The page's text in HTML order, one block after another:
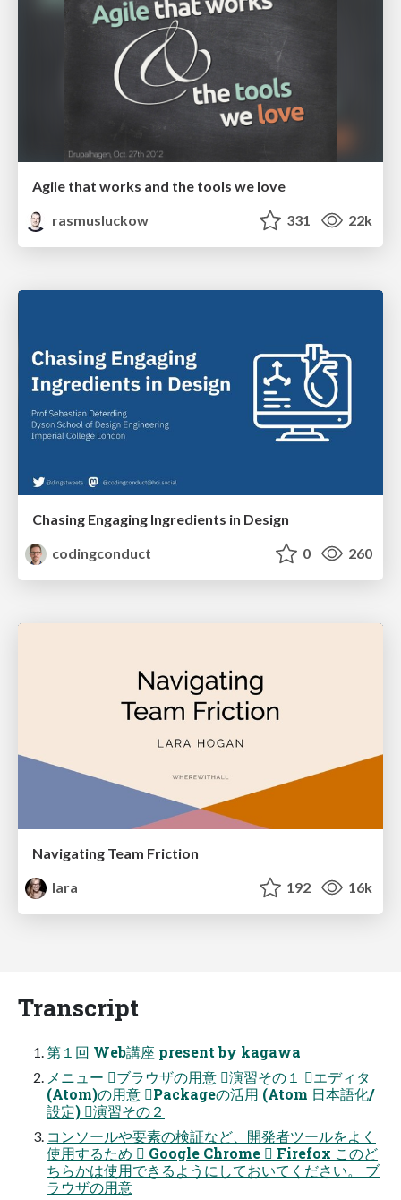
Agile that works and the tools we love
rasmusluckow
331 22k
Chasing Engaging Ingredients in Design
codingconduct
0 260
Navigating Team Friction
lara
192 16k
Transcript
第１回 Web講座 present by kagawa
メニュー ブラウザの用意 演習その１ エディタ
(Atom)の用意 Packageの活用 (Atom 日本語化/
設定) 演習その２
コンソールや要素の検証など、開発者ツールをよく
使用するため  Google Chrome  Firefox このど
ちらかは使用できるようにしておいてください。 ブ
ラウザの用意